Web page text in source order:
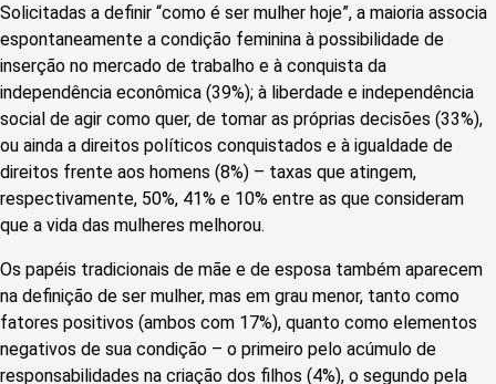
Solicitadas a definir “como é ser mulher hoje”, a maioria associa
espontaneamente a condição feminina à possibilidade de
inserção no mercado de trabalho e à conquista da
independência econômica (39%); à liberdade e independência
social de agir como quer, de tomar as próprias decisões (33%),
ou ainda a direitos políticos conquistados e à igualdade de
direitos frente aos homens (8%) – taxas que atingem,
respectivamente, 50%, 41% e 10% entre as que consideram
que a vida das mulheres melhorou.
Os papéis tradicionais de mãe e de esposa também aparecem
na definição de ser mulher, mas em grau menor, tanto como
fatores positivos (ambos com 17%), quanto como elementos
negativos de sua condição – o primeiro pelo acúmulo de
responsabilidades na criação dos filhos (4%), o segundo pela